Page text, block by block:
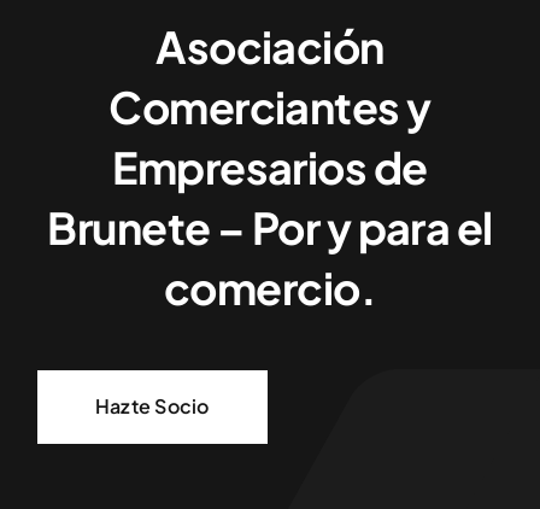
Asociación
Comerciantes y
Empresarios de
Brunete – Por y para el
comercio.
Hazte Socio